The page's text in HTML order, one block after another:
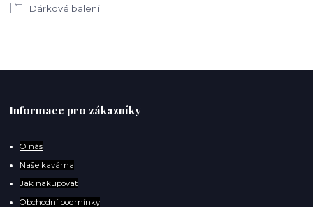
Dárkové balení
Informace pro zákazníky
O nás
Naše kavárna
Jak nakupovat
Obchodní podmínky